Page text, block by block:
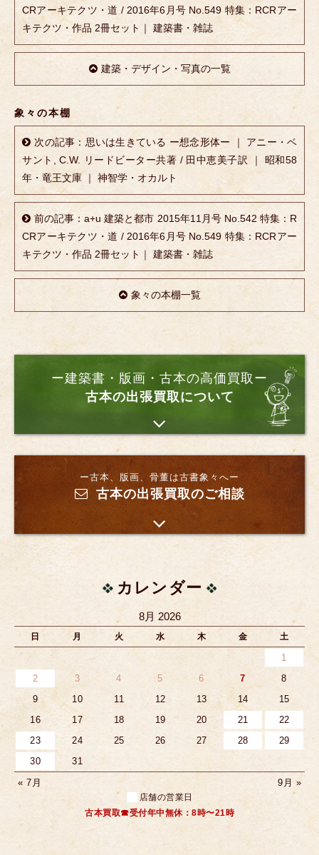
CRアーキテクツ・道 / 2016年6月号 No.549 特集：RCRアー
キテクツ・作品 2冊セット｜ 建築書・雑誌
建築・デザイン・写真の一覧
象々の本棚
次の記事：思いは生きている ー想念形体ー ｜ アニー・ベ
サント, C.W. リードビーター共著 / 田中恵美子訳 ｜ 昭和58
年・竜王文庫 ｜ 神智学・オカルト
前の記事：a+u 建築と都市 2015年11月号 No.542 特集：R
CRアーキテクツ・道 / 2016年6月号 No.549 特集：RCRアー
キテクツ・作品 2冊セット｜ 建築書・雑誌
象々の本棚一覧
ー建築書・版画・古本の高価買取ー
古本の出張買取について
ー古本、版画、骨董は古書象々へー
古本の出張買取のご相談
カレンダー
8月 2026
日 月 火 水 木 金 土
1
2
3 4 5 6 7
8
9
10 11 12 13 14
15
16
17 18 19 20 21
22
23
24 25 26 27 28
29
30
31
« 7月
9月 »
店舗の営業日
古本買取☎受付年中無休：8時〜21時